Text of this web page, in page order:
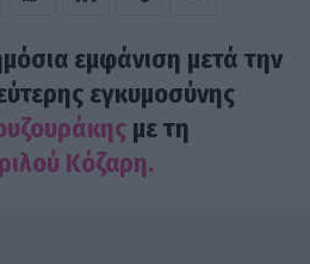
εμφάνιση μετά την
εγκυμοσύνης
με τη
Κόζαρη.